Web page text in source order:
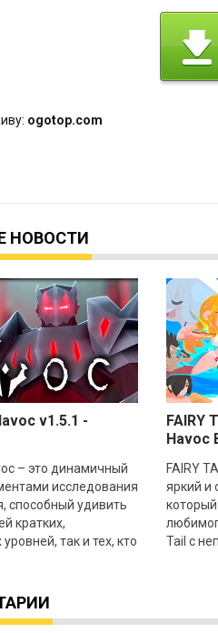
ogotop.com
НОВОСТИ
v1.5.1 -
– это динамичный
исследования
способный удивить
кратких,
так и тех, кто
FAIRY
Havoc
FAIRY
яркий и
Tail с